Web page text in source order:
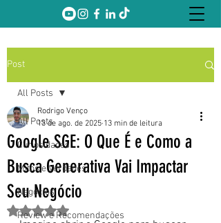
Post
All Posts
Curiosidades
Mitos e Verdades
Negócios
Review e Recomendações
All Posts
Google SGE: O Que É e Como a
Busca Generativa Vai Impactar
Seu Negócio
Rodrigo Venço
13 de ago. de 2025 13 min de leitura
Avaliado com NaN de 5 estrelas.